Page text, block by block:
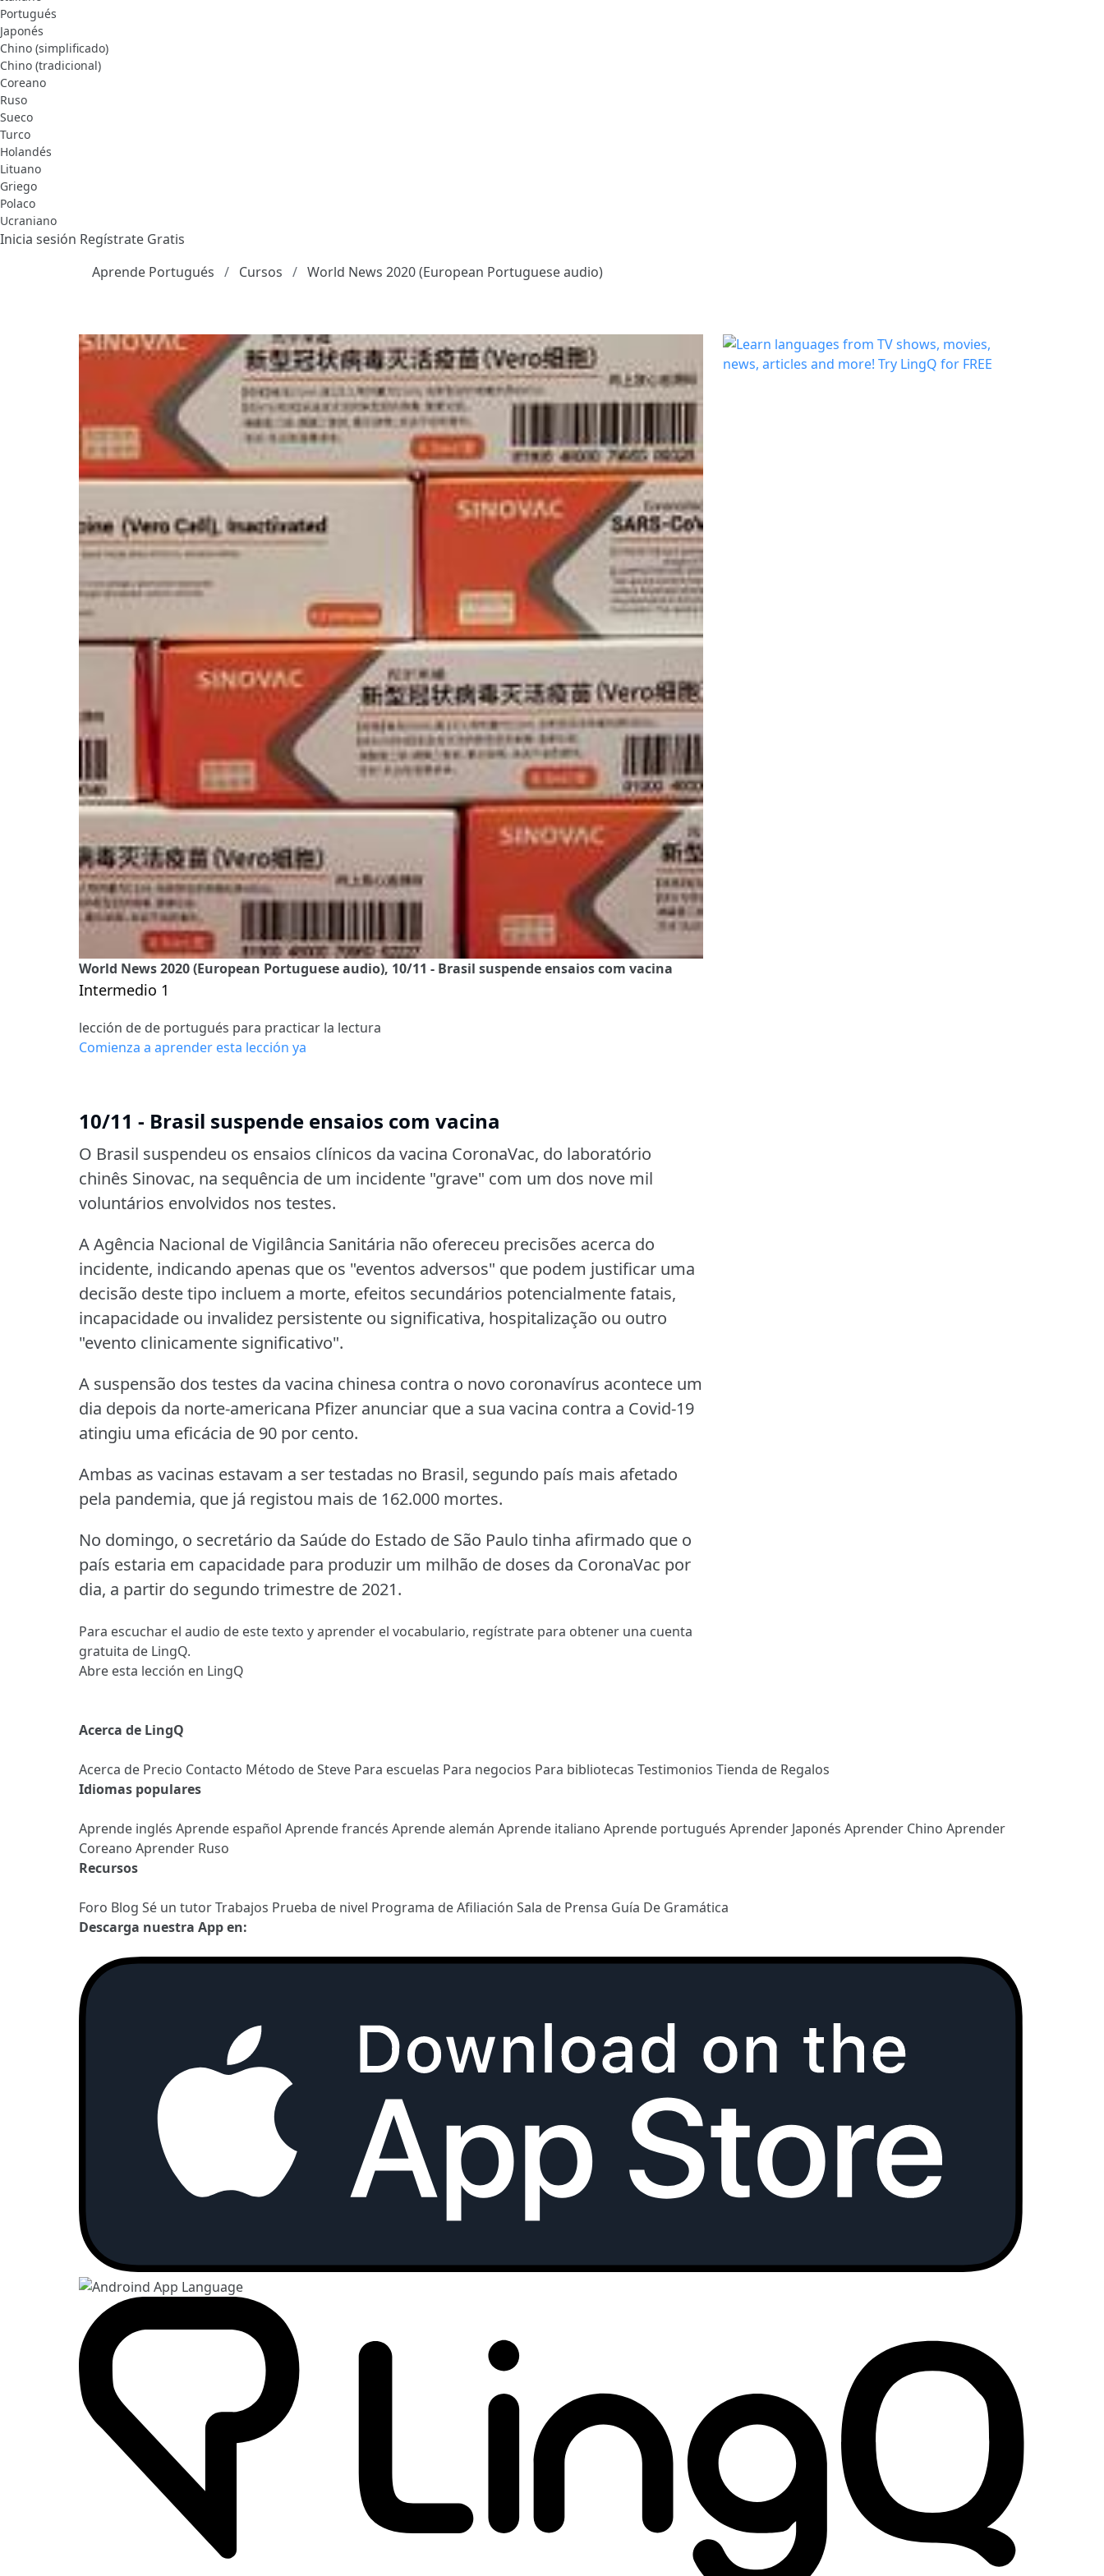
Portugués
Japonés
Chino (simplificado)
Chino (tradicional)
Coreano
Ruso
Sueco
Turco
Holandés
Lituano
Griego
Polaco
Ucraniano
Inicia sesión Regístrate Gratis
Aprende Portugués
Cursos World News 2020 (European Portuguese audio)
World News 2020 (European Portuguese audio), 10/11 - Brasil suspende ensaios com vacina
Intermedio 1
lección de de portugués para practicar la lectura
Comienza a aprender esta lección ya
10/11 - Brasil suspende ensaios com vacina
O Brasil suspendeu os ensaios clínicos da vacina CoronaVac, do laboratório
chinês Sinovac, na sequência de um incidente "grave" com um dos nove mil
voluntários envolvidos nos testes.
A Agência Nacional de Vigilância Sanitária não ofereceu precisões acerca do
incidente, indicando apenas que os "eventos adversos" que podem justificar uma
decisão deste tipo incluem a morte, efeitos secundários potencialmente fatais,
incapacidade ou invalidez persistente ou significativa, hospitalização ou outro
"evento clinicamente significativo".
A suspensão dos testes da vacina chinesa contra o novo coronavírus acontece um
dia depois da norte-americana Pfizer anunciar que a sua vacina contra a Covid-19
atingiu uma eficácia de 90 por cento.
Ambas as vacinas estavam a ser testadas no Brasil, segundo país mais afetado
pela pandemia, que já registou mais de 162.000 mortes.
No domingo, o secretário da Saúde do Estado de São Paulo tinha afirmado que o
país estaria em capacidade para produzir um milhão de doses da CoronaVac por
dia, a partir do segundo trimestre de 2021.
Para escuchar el audio de este texto y aprender el vocabulario, regístrate para obtener una cuenta
gratuita de LingQ.
Abre esta lección en LingQ
Acerca de LingQ
Acerca de Precio Contacto Método de Steve Para escuelas Para negocios Para bibliotecas Testimonios Tienda de Regalos
Idiomas populares
Aprende inglés Aprende español Aprende francés Aprende alemán Aprende italiano Aprende portugués Aprender Japonés Aprender Chino Aprender
Coreano Aprender Ruso
Recursos
Foro Blog Sé un tutorTrabajos Prueba de nivel Programa de Afiliación Sala de Prensa Guía De Gramática
Descarga nuestra App en: